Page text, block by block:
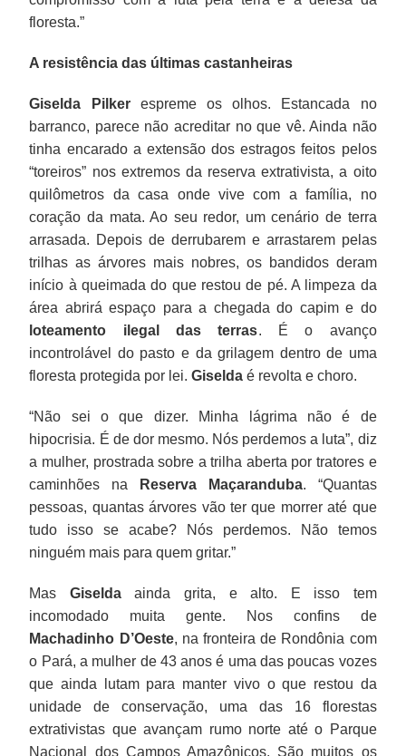
floresta.”
A resistência das últimas castanheiras
Giselda Pilkerespreme os olhos. Estancada no
barranco, parece não acreditar no que vê. Ainda não
tinha encarado a extensão dos estragos feitos pelos
“toreiros” nos extremos da reserva extrativista, a oito
quilômetros da casa onde vive com a família, no
coração da mata. Ao seu redor, um cenário de terra
arrasada. Depois de derrubarem e arrastarem pelas
trilhas as árvores mais nobres, os bandidos deram
início à queimada do que restou de pé. A limpeza da
área abrirá espaço para a chegada do capim e do
loteamento ilegal das terras. É o avanço
incontrolável do pasto e da grilagem dentro de uma
floresta protegida por lei.Giselda é revolta e choro.
“Não sei o que dizer. Minha lágrima não é de
hipocrisia. É de dor mesmo. Nós perdemos a luta”, diz
a mulher, prostrada sobre a trilha aberta por tratores e
caminhões na
Reserva Maçaranduba. “Quantas
pessoas, quantas árvores vão ter que morrer até que
tudo isso se acabe? Nós perdemos. Não temos
ninguém mais para quem gritar.”
Mas Giseldaainda grita, e alto. E isso tem
incomodado muita gente. Nos confins de
Machadinho D’Oeste, na fronteira de Rondônia com
o Pará, a mulher de 43 anos é uma das poucas vozes
que ainda lutam para manter vivo o que restou da
unidade de conservação, uma das 16 florestas
extrativistas que avançam rumo norte até o Parque
Nacional dos Campos Amazônicos. São muitos os